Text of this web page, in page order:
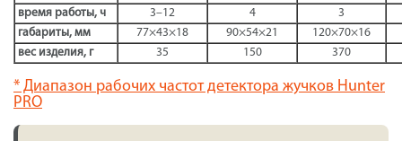
время работы, ч 3–12 4
3
габариты, мм
77×43×18 90×54×21 120×70×16
вес изделия, г
35 150 370
* Диапазон рабочих частот детектора жучков Hunter
PRO